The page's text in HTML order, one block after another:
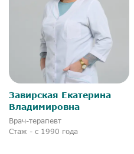
Завирская Екатерина
Владимировна
Врач-терапевт
Стаж - с 1990 года